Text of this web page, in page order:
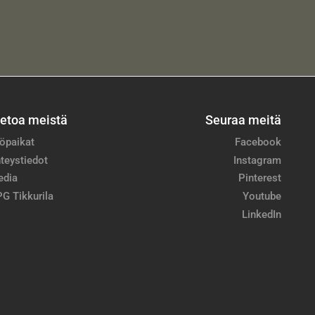
meistä
Tikkurila
Seuraa meitä
Facebook
Instagram
Pinterest
Youtube
LinkedIn